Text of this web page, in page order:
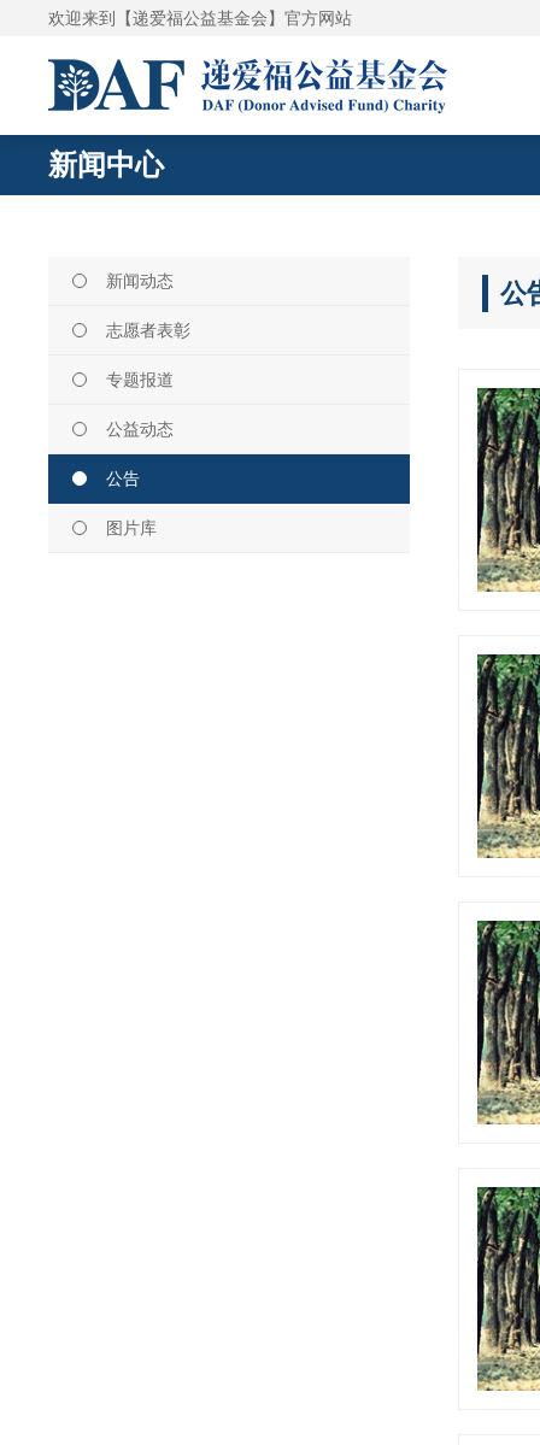
欢迎来到【递爱福公益基金会】官方网站
新闻中心
新闻动态
志愿者表彰
专题报道
公益动态
公告
图片库
公